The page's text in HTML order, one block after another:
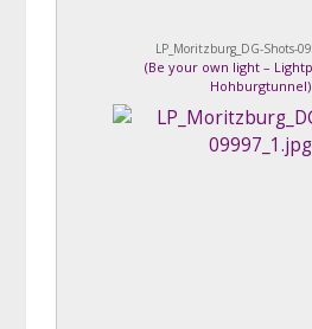
LP_Moritzburg_DG-Shots-
(Be your own light –
Hohburgtunnel)